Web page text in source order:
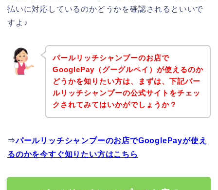
払いに対応しているのかどうかを確認されるといいで
すよ♪
パールリッチシャンプーのお店で
GooglePay（グーグルペイ）が使えるのか
どうかを知りたい方は、まずは、下記パー
ルリッチシャンプーの公式サイトをチェッ
クされてみてはいかがでしょうか？
⇒パールリッチシャンプーのお店でGooglePayが使え
るのかを今すぐ知りたい方はこちら